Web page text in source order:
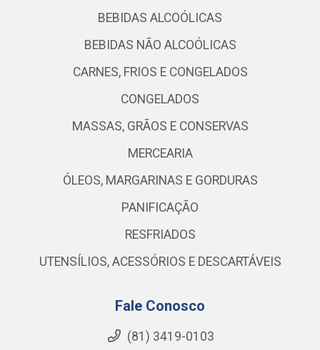
BEBIDAS ALCOÓLICAS
BEBIDAS NÃO ALCOÓLICAS
CARNES, FRIOS E CONGELADOS
CONGELADOS
MASSAS, GRÃOS E CONSERVAS
MERCEARIA
ÓLEOS, MARGARINAS E GORDURAS
PANIFICAÇÃO
RESFRIADOS
UTENSÍLIOS, ACESSÓRIOS E DESCARTÁVEIS
Fale Conosco
(81) 3419-0103